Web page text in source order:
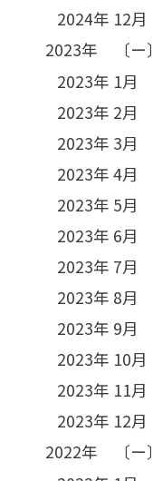
2024年 12月
2023年 〔ー〕
2023年 1月
2023年 2月
2023年 3月
2023年 4月
2023年 5月
2023年 6月
2023年 7月
2023年 8月
2023年 9月
2023年 10月
2023年 11月
2023年 12月
2022年 〔ー〕